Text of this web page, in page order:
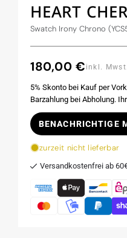
HEART
Swatch Irony Chrono
Normaler
180,00 € inkl. Mwst.
5% Skonto bei Kauf per
Barzahlung bei Abholung.
BENACHRICHTIGE
zurzeit nicht lieferbar
Versandkostenfrei ab